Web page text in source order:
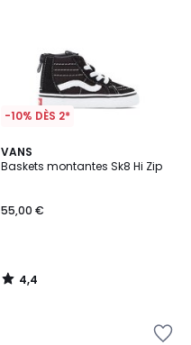
-10% DÈS 2*
VANS
Baskets montantes Sk8 Hi Zip
55,00 €
4,4
/ 5
4,4
/